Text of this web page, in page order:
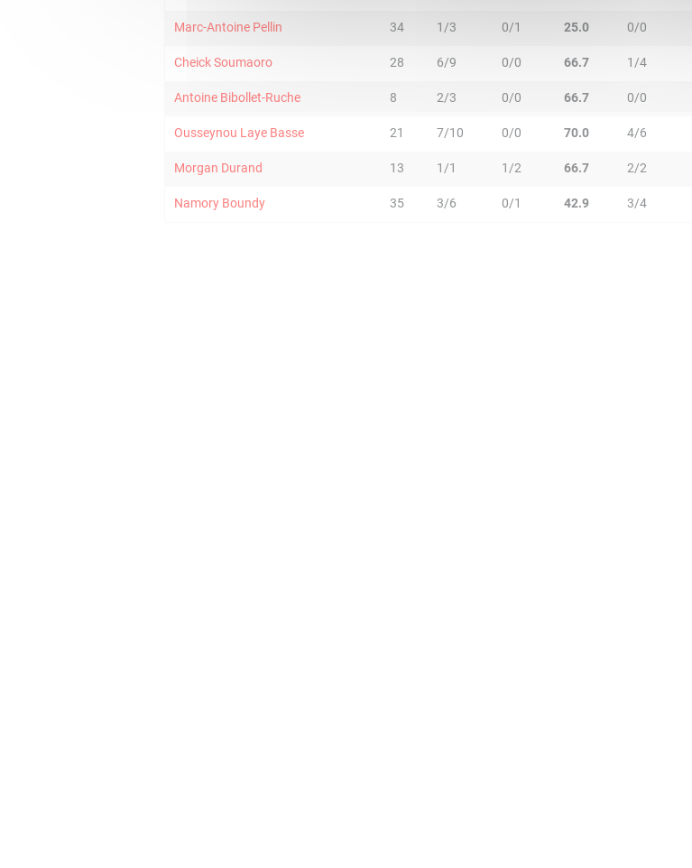
Marc-Antoine Pellin 34 1/3 0/1 25.0 0/0
Cheick Soumaoro 28 6/9 0/0 66.7 1/4
Antoine Bibollet-Ruche 8 2/3 0/0 66.7 0/0
Ousseynou Laye Basse 21 7/10 0/0 70.0 4/6
Morgan Durand 13 1/1 1/2 66.7 2/2
Namory Boundy 35 3/6 0/1 42.9 3/4